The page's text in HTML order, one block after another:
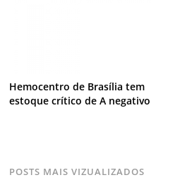
Hemocentro de Brasília tem
estoque crítico de A negativo
POSTS MAIS VIZUALIZADOS